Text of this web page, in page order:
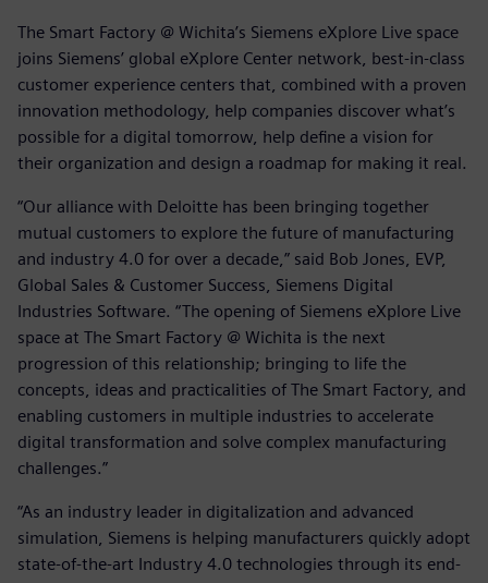
The Smart Factory @ Wichita’s Siemens eXplore Live space
joins Siemens’ global eXplore Center network, best-in-class
customer experience centers that, combined with a proven
innovation methodology, help companies discover what’s
possible for a digital tomorrow, help define a vision for
their organization and design a roadmap for making it real.
“Our alliance with Deloitte has been bringing together
mutual customers to explore the future of manufacturing
and industry 4.0 for over a decade,” said Bob Jones, EVP,
Global Sales & Customer Success, Siemens Digital
Industries Software. “The opening of Siemens eXplore Live
space at The Smart Factory @ Wichita is the next
progression of this relationship; bringing to life the
concepts, ideas and practicalities of The Smart Factory, and
enabling customers in multiple industries to accelerate
digital transformation and solve complex manufacturing
challenges.”
“As an industry leader in digitalization and advanced
simulation, Siemens is helping manufacturers quickly adopt
state-of-the-art Industry 4.0 technologies through its end-